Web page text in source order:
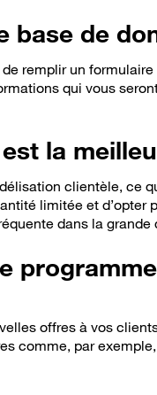
base de
remplir un
qui vous
la
clientèle, ce
limitée et
dans la grande
offres à vos
comme, par